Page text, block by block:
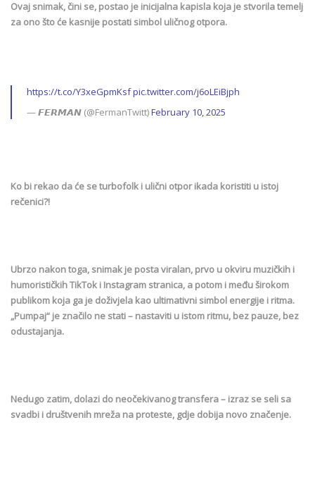
Ovaj snimak, čini se, postao je inicijalna kapisla koja je stvorila temelj
za ono što će kasnije postati simbol uličnog otpora.
https://t.co/Y3xeGpmKsfpic.twitter.com/j6oLEiBjph
— 𝙁𝙀𝙍𝙈𝘼𝙉 (@FermanTwitt)February 10, 2025
Ko bi rekao da će se turbofolk i ulični otpor ikada koristiti u istoj
rečenici?!
Ubrzo nakon toga, snimak je posta viralan, prvo u okviru muzičkih i
humorističkih TikTok i Instagram stranica, a potom i među širokom
publikom koja ga je doživjela kao ultimativni simbol energije i ritma.
„Pumpaj“ je značilo ne stati – nastaviti u istom ritmu, bez pauze, bez
odustajanja.
Nedugo zatim, dolazi do neočekivanog transfera – izraz se seli sa
svadbi i društvenih mreža na proteste, gdje dobija novo značenje.